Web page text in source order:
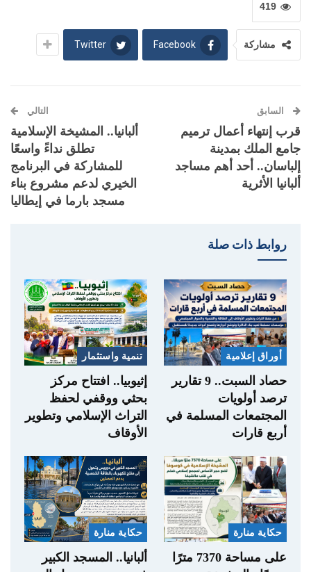
419
مشاركة Facebook
Twitter
السابق
قرب إنتهاء أعمال ترميم
جامع الملك بمدينة
إلباسان.. أحد أهم مساجد
ألبانيا الأثرية
التالي
ألبانيا.. المشيخة الإسلامية
تطلق نداءً واسعًا
للمشاركة في البرنامج
الخيري لدعم مشروع بناء
مسجد بارما في إيطاليا
روابط ذات صلة
أوراق إعلامية
حصاد السبت.. 9 تقارير
ترصد أولويات
المجتمعات المسلمة في
أربع قارات
تنمية واستثمار
إثيوبيا.. افتتاح مركز
بحثي ووقفي لحفظ
التراث الإسلامي وتطوير
الأوقاف
حكاية منارة
على مساحة 7370 مترًا
حكاية منارة
ألبانيا.. المسجد الكبير